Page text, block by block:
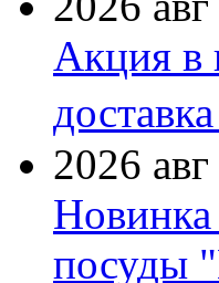
Акция в
2026
посуды